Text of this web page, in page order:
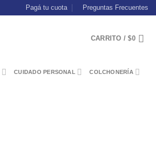
Pagá tu cuota Preguntas Frecuentes
CARRITO /$0
CUIDADO PERSONAL COLCHONERÍA